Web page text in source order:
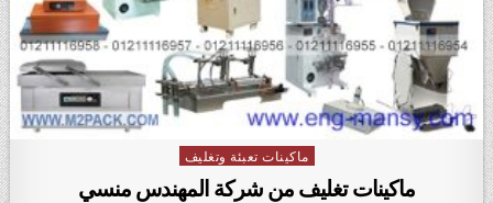
Posted in
ماكينات تعبئة وتغليف
ماكينات تغليف من شركة المهندس منسي